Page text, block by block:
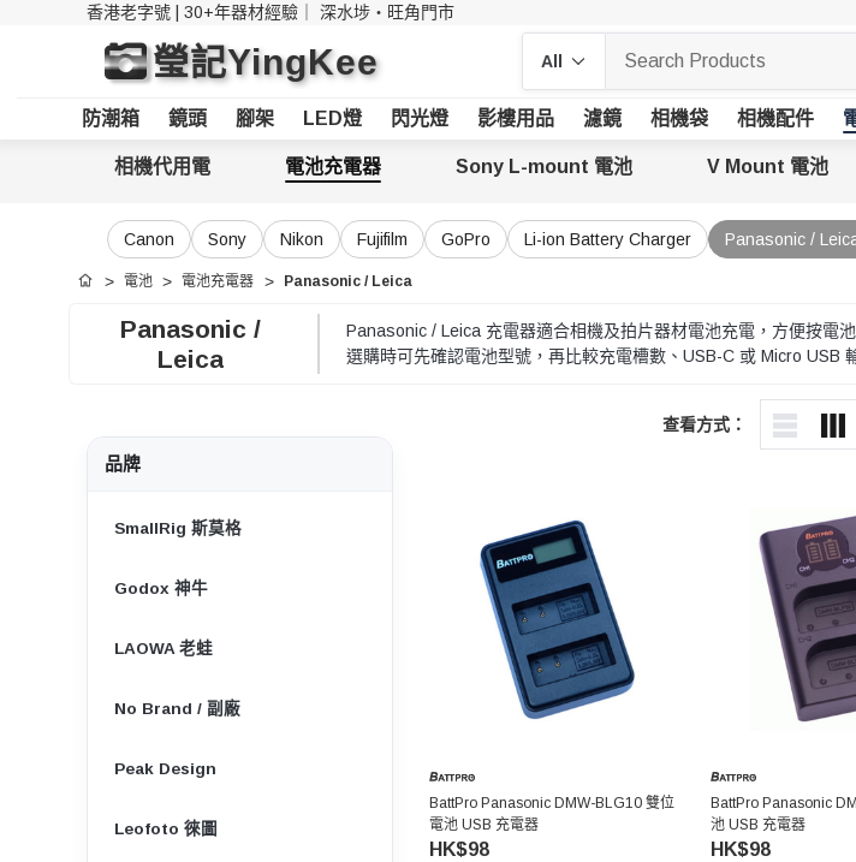
香港老字號 | 30+年器材經驗｜ 深水埗・旺角門市
瑩記YingKee
防潮箱 鏡頭 腳架 LED燈 閃光燈 影樓用品 濾鏡 相機袋 相機配件
相機代用電 電池充電器 Sony L-mount 電池 V Mount 電池
Canon Sony Nikon Fujifilm GoPro Li-ion Battery Charger Panasonic /
首頁 電池 電池充電器 Panasonic / Leica
Panasonic /
Leica
Panasonic / Leica 充電器適合相機及拍片器材電池充電，方便按電
選購時可先確認電池型號，再比較充電槽數、USB-C 或 Micro USB
查看方式：
品牌
SmallRig 斯莫格
Godox 神牛
LAOWA 老蛙
No Brand / 副廠
Peak Design
Leofoto 徠圖
BattPro Panasonic DMW-BLG10 雙位
電池 USB 充電器
HK$98
BattPro Panasonic
池 USB 充電器
HK$98